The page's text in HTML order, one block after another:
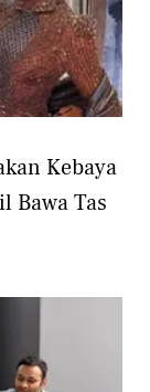
Kebaya
Bawa Tas